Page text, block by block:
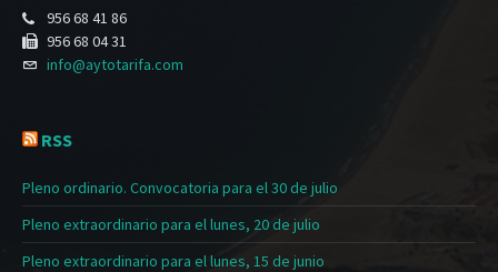
956 68 41 86
956 68 04 31
info@aytotarifa.com
RSS
Pleno ordinario. Convocatoria para el 30 de julio
Pleno extraordinario para el lunes, 20 de julio
Pleno extraordinario para el lunes, 15 de junio